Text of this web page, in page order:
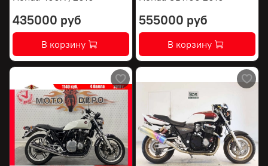
435000 руб
В корзину
555000 руб
В корзину